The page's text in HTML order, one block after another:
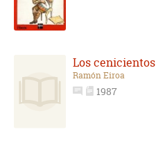
Los cenicientos
Ramón Eiroa
1987